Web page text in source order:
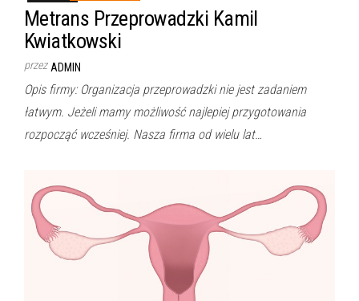
Metrans Przeprowadzki Kamil
Kwiatkowski
przez ADMIN
Opis firmy: Organizacja przeprowadzki nie jest zadaniem
łatwym. Jeżeli mamy możliwość najlepiej przygotowania
rozpocząć wcześniej. Nasza firma od wielu lat…